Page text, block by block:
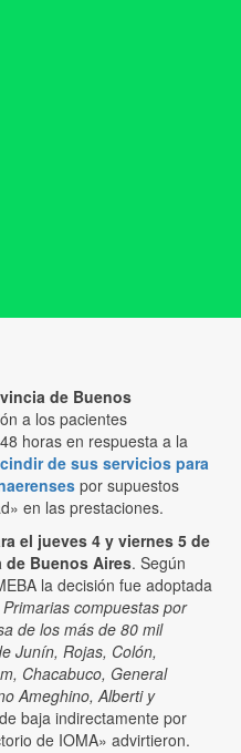
de Buenos
a los pacientes
horas en respuesta a la
de sus servicios para
por supuestos
en las prestaciones.
el jueves 4 y viernes 5 de
Buenos Aires. Según
la decisión fue adoptada
compuestas por
de los más de 80 mil
Junín, Rojas, Colón,
Chacabuco, General
Ameghino, Alberti y
baja indirectamente por
de IOMA» advirtieron.